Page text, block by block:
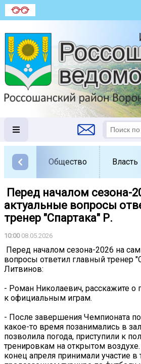
Общество Власть
Перед началом сезона-
актуальные вопросы
тренер "Спартака" Р.
10:0008.05.2026
Перед началом сезона-2026 на
вопросы ответил главный тренер
Литвинов:
- Роман Николаевич, расскажите о
к официальным играм.
- После завершения Чемпионата
какое-то время позанимались в
позволила погода, приступили к
тренировкам на открытом
конец апреля принимали участие